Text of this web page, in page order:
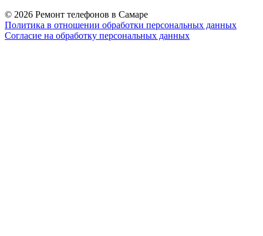
© 2026 Ремонт телефонов в Самаре
Политика в отношении обработки персональных данных
Согласие на обработку персональных данных